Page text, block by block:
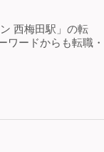
西梅田駅」の転
ワードからも転職・